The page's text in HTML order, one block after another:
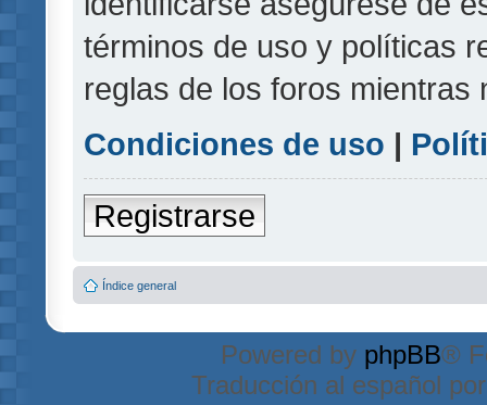
términos de uso y políticas
reglas de los foros mientras
Condiciones de uso |
Registrarse
Índice general
Powered by phpBB®
Traducción al español